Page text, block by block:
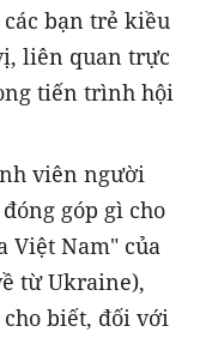
bạn trẻ kiều
liên quan trực
tiến trình hội
viên người
góp gì cho
Việt Nam" của
từ Ukraine),
cho biết, đối với